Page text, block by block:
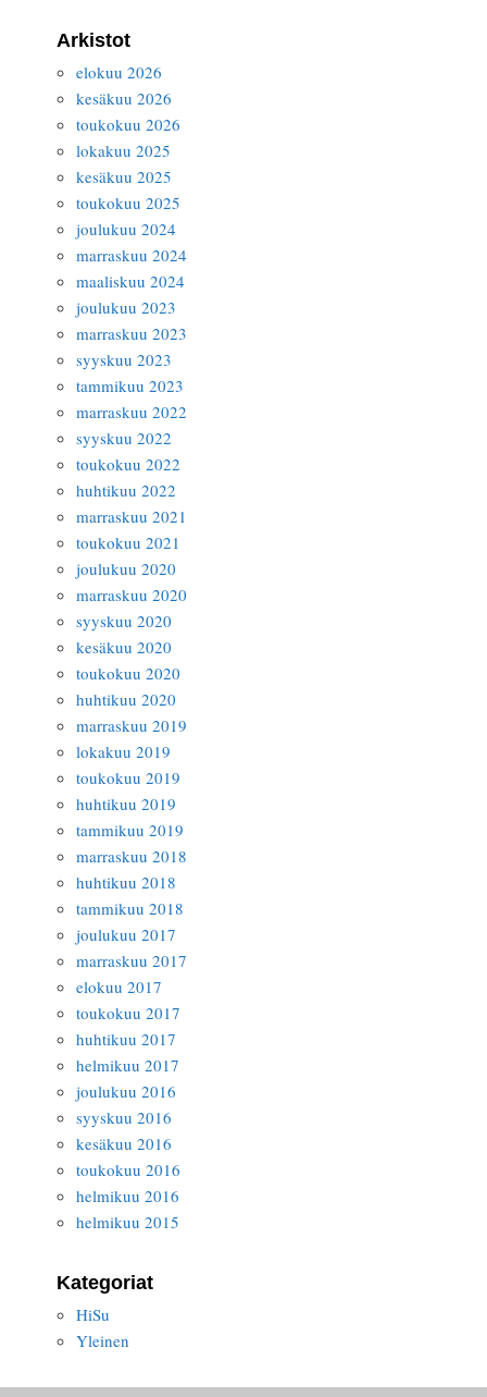
Arkistot
elokuu 2026
kesäkuu 2026
toukokuu 2026
lokakuu 2025
kesäkuu 2025
toukokuu 2025
joulukuu 2024
marraskuu 2024
maaliskuu 2024
joulukuu 2023
marraskuu 2023
syyskuu 2023
tammikuu 2023
marraskuu 2022
syyskuu 2022
toukokuu 2022
huhtikuu 2022
marraskuu 2021
toukokuu 2021
joulukuu 2020
marraskuu 2020
syyskuu 2020
kesäkuu 2020
toukokuu 2020
huhtikuu 2020
marraskuu 2019
lokakuu 2019
toukokuu 2019
huhtikuu 2019
tammikuu 2019
marraskuu 2018
huhtikuu 2018
tammikuu 2018
joulukuu 2017
marraskuu 2017
elokuu 2017
toukokuu 2017
huhtikuu 2017
helmikuu 2017
joulukuu 2016
syyskuu 2016
kesäkuu 2016
toukokuu 2016
helmikuu 2016
helmikuu 2015
Kategoriat
HiSu
Yleinen